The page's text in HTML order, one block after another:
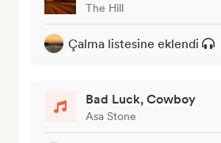
The Hill
Çalma listesine eklendi
Bad Luck, Cowboy
Asa Stone